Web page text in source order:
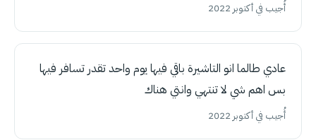
أُجيب في أكتوبر 2022
عادي طالما انو التاشيرة باقي فيها يوم واحد تقدر تسافر فيها
بس اهم شي لا تنتهي وانتي هناك
أُجيب في أكتوبر 2022